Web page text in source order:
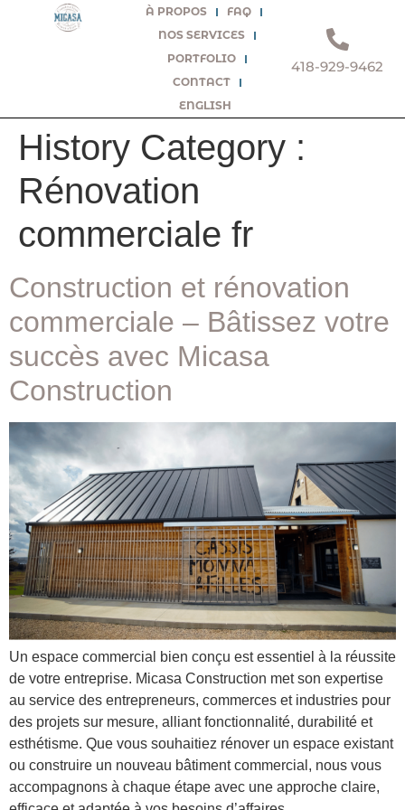
À PROPOS
FAQ
NOS SERVICES
PORTFOLIO
CONTACT
ENGLISH
418-929-9462
History Category :
Rénovation
commerciale fr
Construction et rénovation
commerciale – Bâtissez votre
succès avec Micasa
Construction
Un espace commercial bien conçu est essentiel à la réussite
de votre entreprise. Micasa Construction met son expertise
au service des entrepreneurs, commerces et industries pour
des projets sur mesure, alliant fonctionnalité, durabilité et
esthétisme. Que vous souhaitiez rénover un espace existant
ou construire un nouveau bâtiment commercial, nous vous
accompagnons à chaque étape avec une approche claire,